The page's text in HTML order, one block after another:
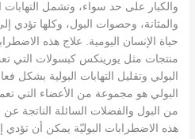
والكبار على حد سواء، وتشمل التهابات
والمثانة، وحصوات البول، وكلها
حياة الإنسان اليومية. علاج هذه
منتجات مثل يورينكس كبسولات التي
البولي وتقليل التهابات البولية بشكل
البولي هو مجموعة من الأعضاء التي
من البول والفضلات السائلة الناتجة
هذه الاضطرابات البوليّة يمكن أن تؤدي